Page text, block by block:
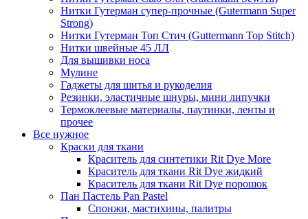
Нитки Гутерман супер-прочные (Gutermann Super
Strong)
Нитки Гутерман Топ Стич (Guttermann Top Stitch)
Нитки швейные 45 ЛЛ
Для вышивки носа
Мулине
Гаджеты для шитья и рукоделия
Резинки, эластичные шнуры, мини липучки
Термоклеевые материалы, паутинки, ленты и
прочее
Все нужное
Краски для ткани
Краситель для синтетики Rit Dye More
Краситель для ткани Rit Dye жидкий
Краситель для ткани Rit Dye порошок
Пан Пастель Pan Pastel
Спонжи, мастихины, палитры